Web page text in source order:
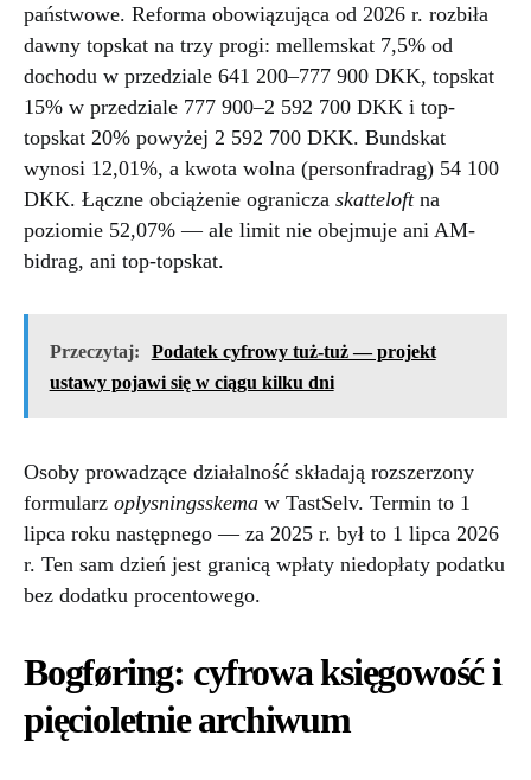
państwowe. Reforma obowiązująca od 2026 r. rozbiła
dawny topskat na trzy progi: mellemskat 7,5% od
dochodu w przedziale 641 200–777 900 DKK, topskat
15% w przedziale 777 900–2 592 700 DKK i top-
topskat 20% powyżej 2 592 700 DKK. Bundskat
wynosi 12,01%, a kwota wolna (personfradrag) 54 100
DKK. Łączne obciążenie ogranicza skatteloftna
poziomie 52,07% — ale limit nie obejmuje ani AM-
bidrag, ani top-topskat.
Przeczytaj:
Podatek cyfrowy tuż-tuż — projekt
ustawy pojawi się w ciągu kilku dni
Osoby prowadzące działalność składają rozszerzony
formularz oplysningsskema w TastSelv. Termin to 1
lipca roku następnego — za 2025 r. był to 1 lipca 2026
r. Ten sam dzień jest granicą wpłaty niedopłaty podatku
bez dodatku procentowego.
Bogføring: cyfrowa księgowość i
pięcioletnie archiwum